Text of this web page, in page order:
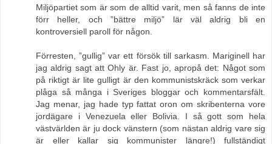
Miljöpartiet som är som de alltid varit, men så fanns de inte
förr heller, och ”bättre miljö” lär väl aldrig bli en
kontroversiell paroll för någon.
Förresten, ”gullig” var ett försök till sarkasm. Mariginell har
jag aldrig sagt att Ohly är. Fast jo, apropå det: Något som
på riktigt är lite gulligt är den kommunistskräck som verkar
plåga så många i Sveriges bloggar och kommentarsfält.
Jag menar, jag hade typ fattat oron om skribenterna vore
jordägare i Venezuela eller Bolivia. I så gott som hela
västvärlden är ju dock vänstern (som nästan aldrig vare sig
är eller kallar sig kommunister längre!) fullständigt